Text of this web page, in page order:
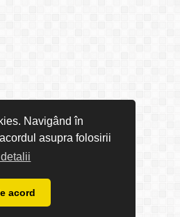
Navigând în
asupra folosirii
acord